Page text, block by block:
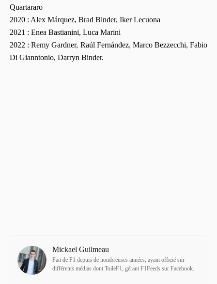
Quartararo
2020 : Alex Márquez, Brad Binder, Iker Lecuona
2021 : Enea Bastianini, Luca Marini
2022 : Remy Gardner, Raúl Fernández, Marco Bezzecchi, Fabio
Di Gianntonio, Darryn Binder.
Mickael Guilmeau
Fan de F1 depuis de nombreuses années, ayant officié sur
différents médias dont ToileF1, gérant F1Feeds sur Facebook.